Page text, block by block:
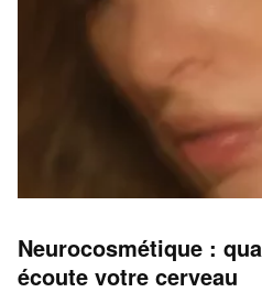
Neurocosmétique :
écoute votre cerveau